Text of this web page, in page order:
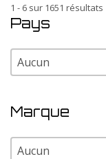
1 - 6 sur 1651 résultats
Pays
Pays
Pays
Marque
Marque
Marque